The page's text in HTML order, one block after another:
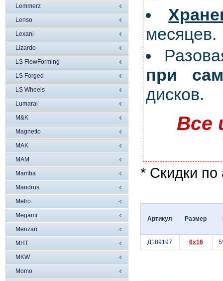
Lemmerz
Lenso
Lexani
Lizardo
LS FlowForming
LS Forged
LS Wheels
Lumarai
M&K
Magnetto
MAK
MAM
Mamba
Mandrus
Mefro
Megami
Menzari
MHT
MKW
Momo
месяцев.
при
дисков.
Все
* Скидки по
Артикул Размер
Д189197 6x16